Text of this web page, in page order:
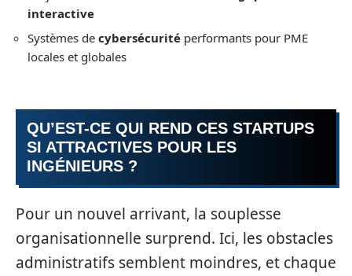
interactive
Systèmes de cybersécurité performants pour PME
locales et globales
QU’EST-CE QUI REND CES STARTUPS
SI ATTRACTIVES POUR LES
INGÉNIEURS ?
Pour un nouvel arrivant, la souplesse
organisationnelle surprend. Ici, les obstacles
administratifs semblent moindres, et chaque